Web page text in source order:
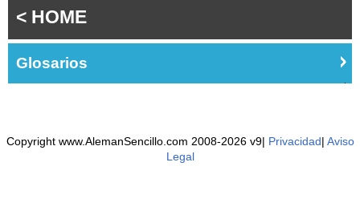
< HOME
Glosarios
Copyright www.AlemanSencillo.com 2008-2026 v9| Privacidad| Aviso
Legal